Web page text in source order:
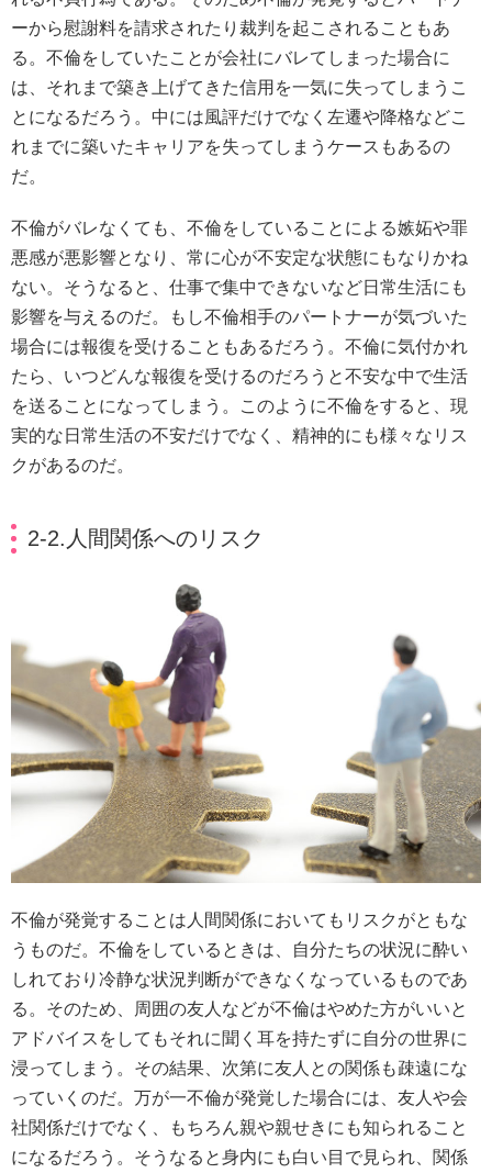
ーから慰謝料を請求されたり裁判を起こされることもあ
る。不倫をしていたことが会社にバレてしまった場合に
は、それまで築き上げてきた信用を一気に失ってしまうこ
とになるだろう。中には風評だけでなく左遷や降格などこ
れまでに築いたキャリアを失ってしまうケースもあるの
だ。
不倫がバレなくても、不倫をしていることによる嫉妬や罪
悪感が悪影響となり、常に心が不安定な状態にもなりかね
ない。そうなると、仕事で集中できないなど日常生活にも
影響を与えるのだ。もし不倫相手のパートナーが気づいた
場合には報復を受けることもあるだろう。不倫に気付かれ
たら、いつどんな報復を受けるのだろうと不安な中で生活
を送ることになってしまう。このように不倫をすると、現
実的な日常生活の不安だけでなく、精神的にも様々なリス
クがあるのだ。
2-2.人間関係へのリスク
不倫が発覚することは人間関係においてもリスクがともな
うものだ。不倫をしているときは、自分たちの状況に酔い
しれており冷静な状況判断ができなくなっているものであ
る。そのため、周囲の友人などが不倫はやめた方がいいと
アドバイスをしてもそれに聞く耳を持たずに自分の世界に
浸ってしまう。その結果、次第に友人との関係も疎遠にな
っていくのだ。万が一不倫が発覚した場合には、友人や会
社関係だけでなく、もちろん親や親せきにも知られること
になるだろう。そうなると身内にも白い目で見られ、関係